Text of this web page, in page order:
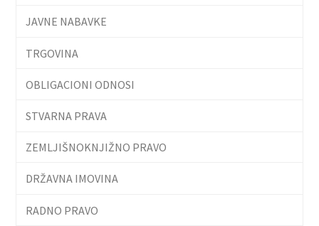
JAVNE NABAVKE
TRGOVINA
OBLIGACIONI ODNOSI
STVARNA PRAVA
ZEMLJIŠNOKNJIŽNO PRAVO
DRŽAVNA IMOVINA
RADNO PRAVO